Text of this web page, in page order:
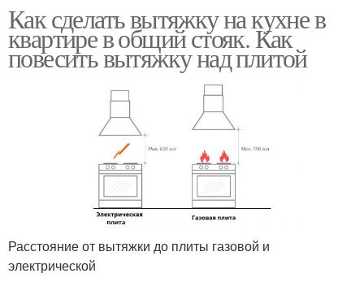
Как сделать вытяжку на кухне в
квартире в общий стояк. Как
повесить вытяжку над плитой
Расстояние от вытяжки до плиты газовой и
электрической